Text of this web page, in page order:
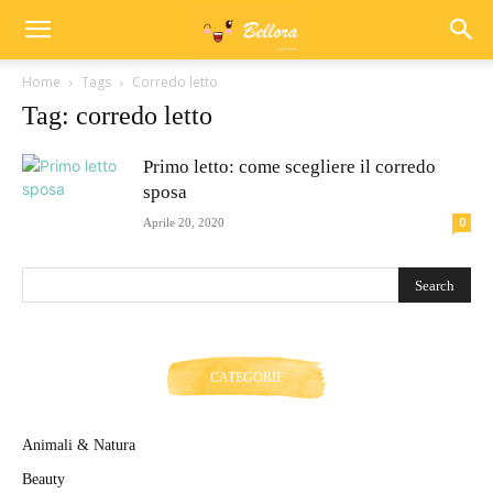
Home Tags Corredo letto
Tag: corredo letto
Primo letto: come scegliere il corredo
sposa
Aprile 20, 2020 0
CATEGORIE
Animali & Natura
Beauty